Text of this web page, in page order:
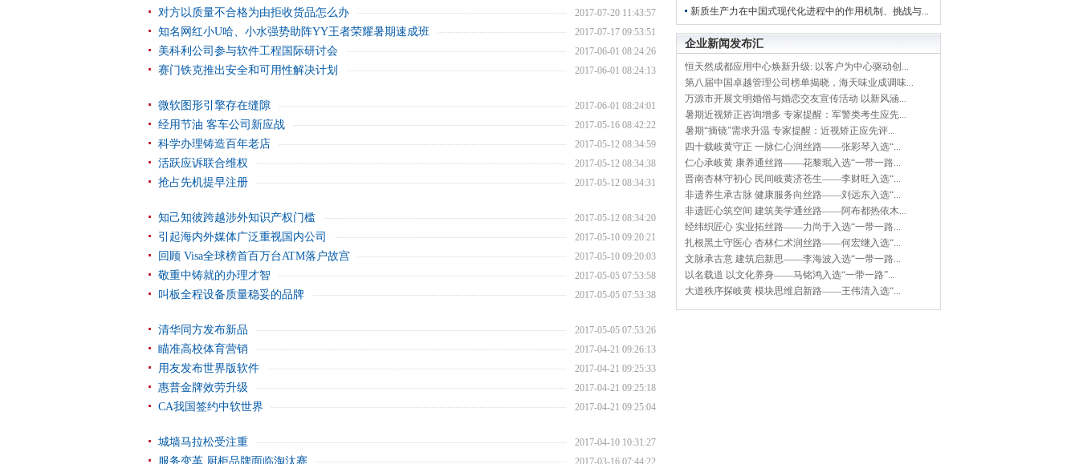
2017-07-20 11:43:57
对方以质量不合格为由拒收货品怎么办
2017-07-17 09:53:51
知名网红小U哈、小水强势助阵YY王者荣耀暑期速成班
2017-06-01 08:24:26
美科利公司参与软件工程国际研讨会
2017-06-01 08:24:13
赛门铁克推出安全和可用性解决计划
2017-06-01 08:24:01
微软图形引擎存在缝隙
2017-05-16 08:42:22
经用节油 客车公司新应战
2017-05-12 08:34:59
科学办理铸造百年老店
2017-05-12 08:34:38
活跃应诉联合维权
2017-05-12 08:34:31
抢占先机提早注册
2017-05-12 08:34:20
知己知彼跨越涉外知识产权门槛
2017-05-10 09:20:21
引起海内外媒体广泛重视国内公司
2017-05-10 09:20:03
回顾 Visa全球榜首百万台ATM落户故宫
2017-05-05 07:53:58
敬重中铸就的办理才智
2017-05-05 07:53:38
叫板全程设备质量稳妥的品牌
2017-05-05 07:53:26
清华同方发布新品
2017-04-21 09:26:13
瞄准高校体育营销
2017-04-21 09:25:33
用友发布世界版软件
2017-04-21 09:25:18
惠普金牌效劳升级
2017-04-21 09:25:04
CA我国签约中软世界
2017-04-10 10:31:27
城墙马拉松受注重
2017-03-16 07:44:22
服务变革 厨柜品牌面临淘汰赛
新质生产力在中国式现代化进程中的作用机制、挑战与...
企业新闻发布汇
恒天然成都应用中心焕新升级: 以客户为中心驱动创...
第八届中国卓越管理公司榜单揭晓，海天味业成调味...
万源市开展文明婚俗与婚恋交友宣传活动 以新风涵...
暑期近视矫正咨询增多 专家提醒：军警类考生应先...
暑期“摘镜”需求升温 专家提醒：近视矫正应先评...
四十载岐黄守正 一脉仁心润丝路——张彩琴入选“...
仁心承岐黄 康养通丝路——花黎珉入选“一带一路...
晋南杏林守初心 民间岐黄济苍生——李财旺入选“...
非遗养生承古脉 健康服务向丝路——刘远东入选“...
非遗匠心筑空间 建筑美学通丝路——阿布都热依木...
经纬织匠心 实业拓丝路——力尚于入选“一带一路...
扎根黑土守医心 杏林仁术润丝路——何宏继入选“...
文脉承古意 建筑启新思——李海波入选“一带一路...
以名载道 以文化养身——马铭鸿入选“一带一路”...
大道秩序探岐黄 模块思维启新路——王伟清入选“...